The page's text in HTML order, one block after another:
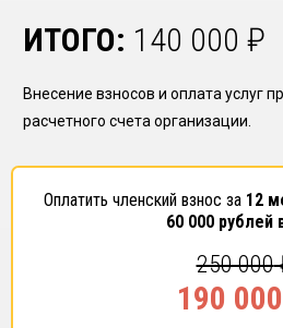
ИТОГО: 140 000 ₽
Внесение взносов и оплата услуг
расчетного счета организации.
Оплатить членский взнос за 12
60 000 рублей
250 000
190 000